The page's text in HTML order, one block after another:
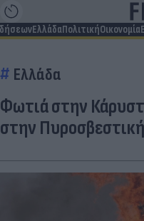
ΕλλάδαΠολιτικήΟικονομία
Ελλάδα
Φωτιά στην
στην Πυροσβεστική